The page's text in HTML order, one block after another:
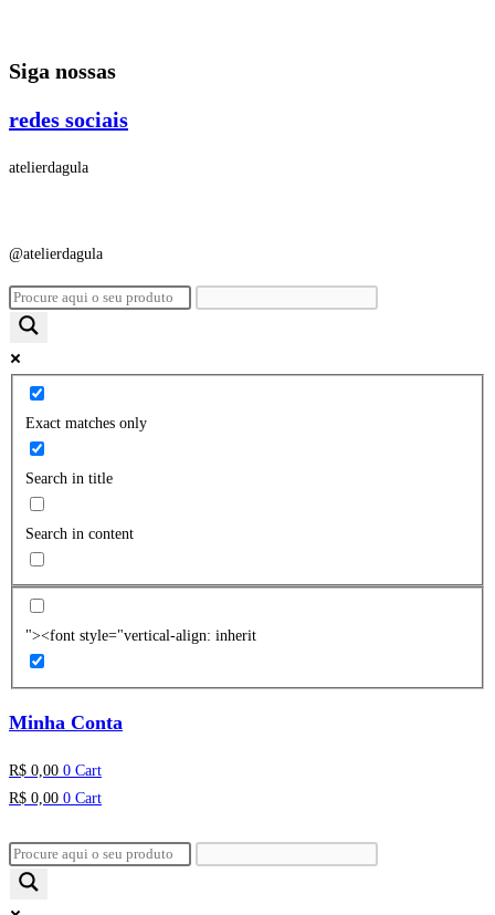
o
Siga nossas
redes sociais
atelierdagula
@atelierdagula
Exact matches only
Search in title
Search in content
"><font style="vertical-align: inherit
Minha Conta
R$ 0,00 0 Cart
R$ 0,00 0 Cart